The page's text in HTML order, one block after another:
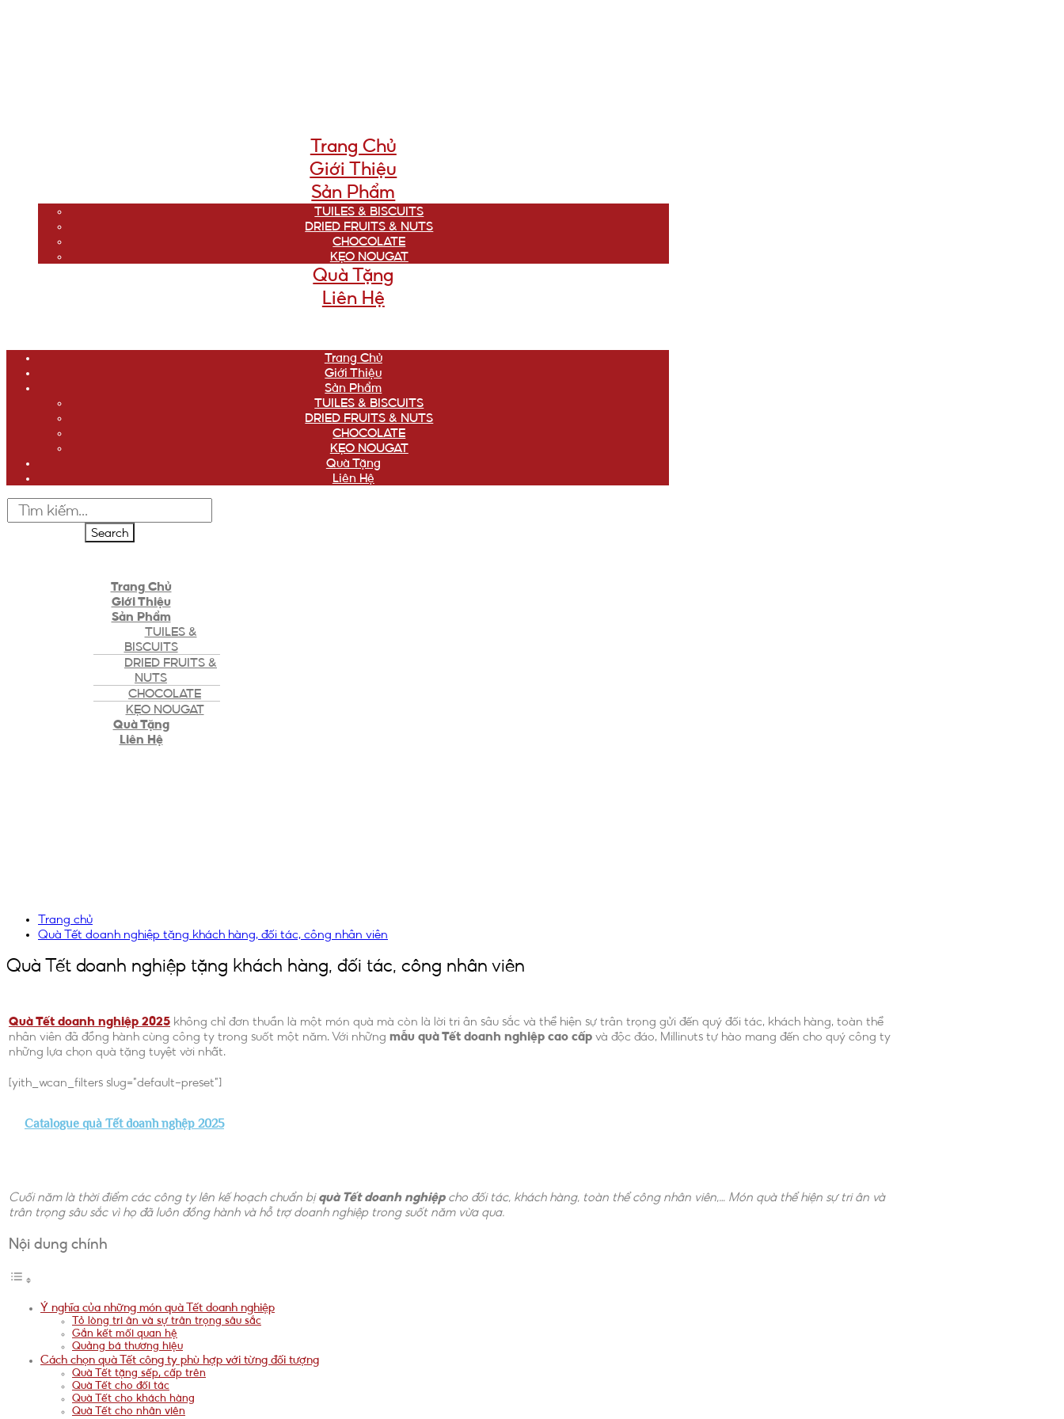
Trang Chủ
Giới Thiệu
Sản Phẩm
TUILES & BISCUITS
DRIED FRUITS & NUTS
CHOCOLATE
KẸO NOUGAT
Quà Tặng
Liên Hệ
Trang Chủ
Giới Thiệu
Sản Phẩm
TUILES & BISCUITS
DRIED FRUITS & NUTS
CHOCOLATE
KẸO NOUGAT
Quà Tặng
Liên Hệ
Search
Trang Chủ
Giới Thiệu
Sản Phẩm
TUILES &
BISCUITS
DRIED FRUITS &
NUTS
CHOCOLATE
KẸO NOUGAT
Quà Tặng
Liên Hệ
Trang chủ
Quà Tết doanh nghiệp tặng khách hàng, đối tác, công nhân viên
Quà Tết doanh nghiệp tặng khách hàng, đối tác, công nhân viên
Quà Tết doanh nghiệp 2025 không chỉ đơn thuần là một món quà mà còn là lời tri ân sâu sắc và thể hiện sự trân trọng gửi đến quý đối tác, khách hàng, toàn thể
nhân viên đã đồng hành cùng công ty trong suốt một năm. Với những mẫu quà Tết doanh nghiệp cao cấp và độc đáo, Millinuts tự hào mang đến cho quý công ty
những lựa chọn quà tặng tuyệt vời nhất.
[yith_wcan_filters slug=”default-preset”]
Catalogue quà Tết doanh nghệp 2025
Cuối năm là thời điểm các công ty lên kế hoạch chuẩn bị quà Tết doanh nghiệpcho đối tác, khách hàng, toàn thể công nhân viên,… Món quà thể hiện sự tri ân và
trân trọng sâu sắc vì họ đã luôn đồng hành và hỗ trợ doanh nghiệp trong suốt năm vừa qua.
Nội dung chính
Ý nghĩa của những món quà Tết doanh nghiệp
Tỏ lòng tri ân và sự trân trọng sâu sắc
Gắn kết mối quan hệ
Quảng bá thương hiệu
Cách chọn quà Tết công ty phù hợp với từng đối tượng
Quà Tết tặng sếp, cấp trên
Quà Tết cho đối tác
Quà Tết cho khách hàng
Quà Tết cho nhân viên